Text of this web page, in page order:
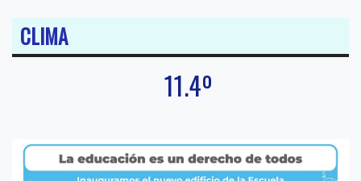
CLIMA
11.4º